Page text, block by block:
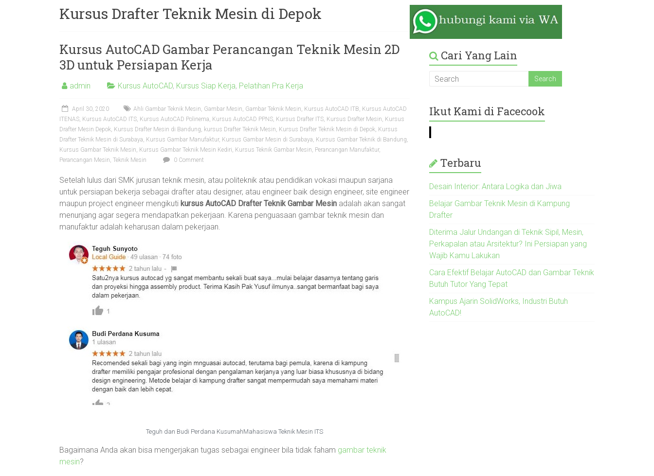
AutoCAD
2D
Enscape,
Solidworks,
RAB,
Gambar
Teknik
Mesin,
Arsitektur
dan
di
Bandung,
Surabaya,
Jakarta,
Depok,
Kediri
Kursus Drafter Teknik Mesin di Depok
Kursus AutoCAD Gambar Perancangan Teknik Mesin 2D
3D untuk Persiapan Kerja
admin Kursus AutoCAD, Kursus Siap Kerja, Pelatihan Pra Kerja
April 30, 2020 Ahli Gambar Teknik Mesin, Gambar Mesin, Gambar Teknik Mesin, Kursus AutoCAD ITB, Kursus AutoCAD
ITENAS, Kursus AutoCAD ITS, Kursus AutoCAD Polinema, Kursus AutoCAD PPNS, Kursus Drafter ITS, Kursus Drafter Mesin, Kursus
Drafter Mesin Depok, Kursus Drafter Mesin di Bandung, kursus Drafter Teknik Mesin, Kursus Drafter Teknik Mesin di Depok, Kursus
Drafter Teknik Mesin di Surabaya, Kursus Gambar Manufaktur, Kursus Gambar Mesin di Surabaya, Kursus Gambar Teknik di Bandung,
Kursus Gambar Teknik Mesin, Kursus Gambar Teknik Mesin Kediri, Kursus Teknik Gambar Mesin, Perancangan Manufaktur,
Perancangan Mesin, Teknik Mesin 0 Comment
Setelah lulus dari SMK jurusan teknik mesin, atau politeknik atau pendidikan vokasi maupun sarjana
untuk persiapan bekerja sebagai drafter atau designer, atau engineer baik design engineer, site engineer
maupun project engineer mengikuti kursus AutoCAD Drafter Teknik Gambar Mesin adalah akan sangat
menunjang agar segera mendapatkan pekerjaan. Karena penguasaan gambar teknik mesin dan
manufaktur adalah keharusan dalam pekerjaan.
Teguh dan Budi Perdana KusumahMahasiswa Teknik Mesin ITS
Bagaimana Anda akan bisa mengerjakan tugas sebagai engineer bila tidak faham gambar teknik
mesin?
Cari Yang Lain
Ikut Kami di Facecook
Terbaru
Desain Interior: Antara Logika dan Jiwa
Belajar Gambar Teknik Mesin di Kampung
Drafter
Diterima Jalur Undangan di Teknik Sipil, Mesin,
Perkapalan atau Arsitektur? Ini Persiapan yang
Wajib Kamu Lakukan
Cara Efektif Belajar AutoCAD dan Gambar Teknik
Butuh Tutor Yang Tepat
Kampus Ajarin SolidWorks, Industri Butuh
AutoCAD!